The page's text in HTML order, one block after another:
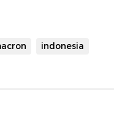
indonesia